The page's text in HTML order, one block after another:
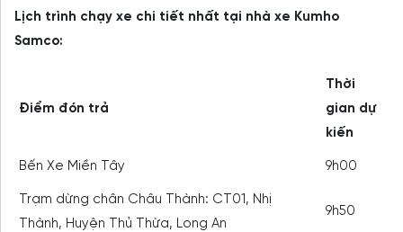
Lịch trình chạy xe chi tiết nhất tại nhà xe Kumho
Samco:
Điểm đón trả
Thời
gian dự
kiến
Bến Xe Miền Tây 9h00
Trạm dừng chân Châu Thành: CT01, Nhị
Thành, Huyện Thủ Thừa, Long An
9h50